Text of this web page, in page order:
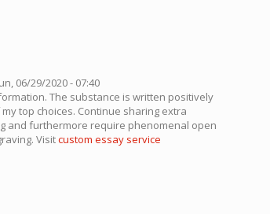
06/29/2020 - 07:40
The substance is written positively
top choices. Continue sharing extra
and furthermore require phenomenal open
Visitcustom essay service